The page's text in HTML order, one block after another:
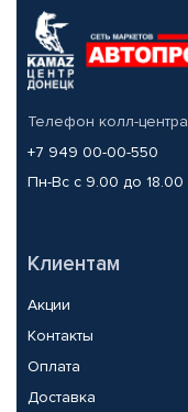
Телефон колл-центра
+7 949 00-00-550
Пн-Вс с 9.00 до 18.00
Клиентам
Акции
Контакты
Оплата
Доставка